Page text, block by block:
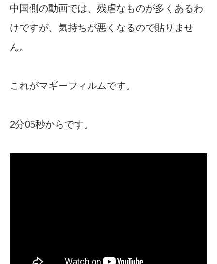
中国側の動画では、残虐なものが多くあるわ
けですが、気持ちが悪くなるので貼りませ
ん。
これがマギーフィルムです。
2分05秒からです。